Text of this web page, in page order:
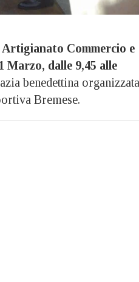
Artigianato Commercio e
Marzo, dalle 9,45 alle
benedettina organizzata
Bremese.